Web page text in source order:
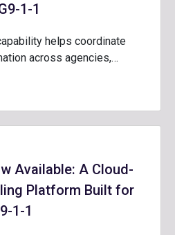
1-1
helps coordinate
across agencies,…
Available: A Cloud-
Platform Built for
1-1